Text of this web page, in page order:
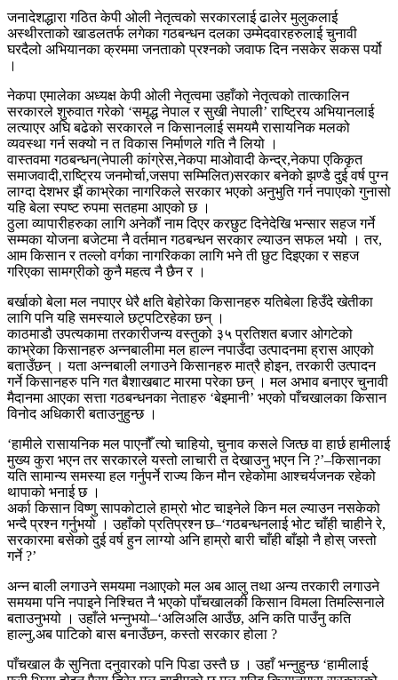
जनादेशद्धारा गठित केपी ओली नेतृत्वको सरकारलाई ढालेर मुलुकलाई
अस्थीरताको खाडलतर्फ लगेका गठबन्धन दलका उम्मेदवारहरुलाई चुनावी
घरदैलो अभियानका क्रममा जनताको प्रश्नको जवाफ दिन नसकेर सकस पर्यो
।
नेकपा एमालेका अध्यक्ष केपी ओली नेतृत्वमा उहाँको नेतृत्वको तात्कालिन
सरकारले शुरुवात गरेको ‘समृद्ध नेपाल र सुखी नेपाली’ राष्ट्रिय अभियानलाई
लत्याएर अघि बढेको सरकारले न किसानलाई समयमै रासायनिक मलको
व्यवस्था गर्न सक्यो न त विकास निर्माणले गति नै लियो ।
वास्तवमा गठबन्धन(नेपाली कांग्रेस,नेकपा माओवादी केन्द्र,नेकपा एकिकृत
समाजवादी,राष्ट्रिय जनमोर्चा,जसपा सम्मिलित)सरकार बनेको झण्डै दुई वर्ष पुग्न
लाग्दा देशभर झैं काभ्रेका नागरिकले सरकार भएको अनुभुति गर्न नपाएको गुनासो
यहि बेला स्पष्ट रुपमा सतहमा आएको छ ।
ठुला व्यापारीहरुका लागि अनेकौं नाम दिएर करछुट दिनेदेखि भन्सार सहज गर्ने
सम्मका योजना बजेटमा नै वर्तमान गठबन्धन सरकार ल्याउन सफल भयो । तर,
आम किसान र तल्लो वर्गका नागरिकका लागि भने ती छुट दिइएका र सहज
गरिएका सामग्रीको कुनै महत्व नै छैन र ।
बर्खाको बेला मल नपाएर धेरै क्षति बेहोरेका किसानहरु यतिबेला हिउँदे खेतीका
लागि पनि यहि समस्याले छट्पटिरहेका छन् ।
काठमाडौ उपत्यकामा तरकारीजन्य वस्तुको ३५ प्रतिशत बजार ओगटेको
काभ्रेका किसानहरु अन्नबालीमा मल हाल्न नपाउँदा उत्पादनमा ह्रास आएको
बताउँछन् । यता अन्नबाली लगाउने किसानहरु मात्रै होइन, तरकारी उत्पादन
गर्ने किसानहरु पनि गत बैशाखबाट मारमा परेका छन् । मल अभाव बनाएर चुनावी
मैदानमा आएका सत्ता गठबन्धनका नेताहरु ‘बेइमानी’ भएको पाँचखालका किसान
विनोद अधिकारी बताउनुहुन्छ ।
‘हामीले रासायनिक मल पाएनौँ त्यो चाहियो, चुनाव कसले जित्छ वा हार्छ हामीलाई
मुख्य कुरा भएन तर सरकारले यस्तो लाचारी त देखाउनु भएन नि ?’–किसानका
यति सामान्य समस्या हल गर्नुपर्ने राज्य किन मौन रहेकोमा आश्चर्यजनक रहेको
थापाको भनाई छ ।
अर्का किसान विष्णु सापकोटाले हाम्रो भोट चाइनेले किन मल ल्याउन नसकेको
भन्दै प्रश्न गर्नुभयो । उहाँको प्रतिप्रश्न छ–‘गठबन्धनलाई भोट चाँही चाहीने रे,
सरकारमा बसेको दुई वर्ष हुन लाग्यो अनि हाम्रो बारी चाँही बाँझो नै होस् जस्तो
गर्ने ?’
अन्न बाली लगाउने समयमा नआएको मल अब आलु तथा अन्य तरकारी लगाउने
समयमा पनि नपाइने निश्चित नै भएको पाँचखालकी किसान विमला तिमल्सिनाले
बताउनुभयो । उहाँले भन्नुभयो–‘अलिअलि आउँछ, अनि कति पाउँनु कति
हाल्नु,अब पाटिको बास बनाउँछन, कस्तो सरकार होला ?
पाँचखाल कै सुनिता दनुवारको पनि पिडा उस्तै छ । उहाँ भन्नुहुन्छ ‘हामीलाई